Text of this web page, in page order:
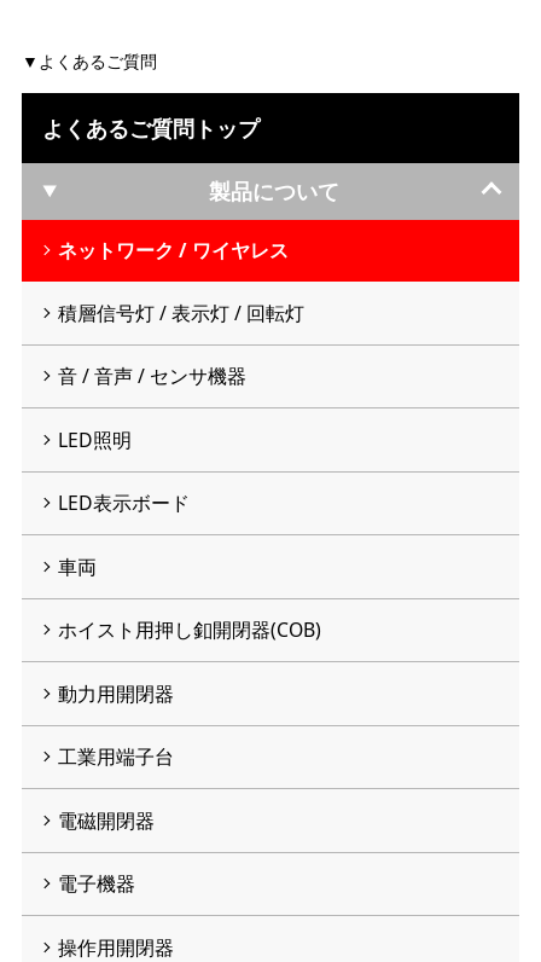
よくあるご質問
よくあるご質問トップ
製品について
ネットワーク / ワイヤレス
積層信号灯 / 表示灯 / 回転灯
音 / 音声 / センサ機器
LED照明
LED表示ボード
車両
ホイスト用押し釦開閉器(COB)
動力用開閉器
工業用端子台
電磁開閉器
電子機器
操作用開閉器